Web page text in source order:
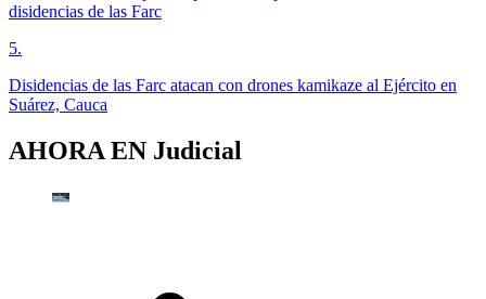
disidencias de las Farc
5.
Disidencias de las Farc atacan con drones kamikaze al Ejército en
Suárez, Cauca
AHORA EN Judicial